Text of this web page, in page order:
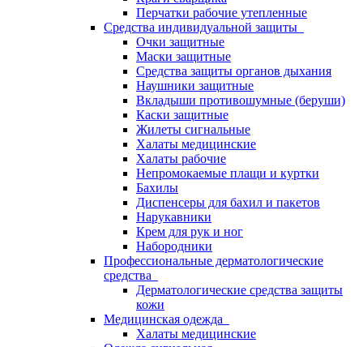
Перчатки рабочие утепленные
Средства индивидуальной защиты
Очки защитные
Маски защитные
Средства защиты органов дыхания
Наушники защитные
Вкладыши противошумные (беруши)
Каски защитные
Жилеты сигнальные
Халаты медицинские
Халаты рабочие
Непромокаемые плащи и куртки
Бахилы
Диспенсеры для бахил и пакетов
Нарукавники
Крем для рук и ног
Набородники
Профессиональные дерматологические
средства
Дерматологические средства защиты
кожи
Медицинская одежда
Халаты медицинские